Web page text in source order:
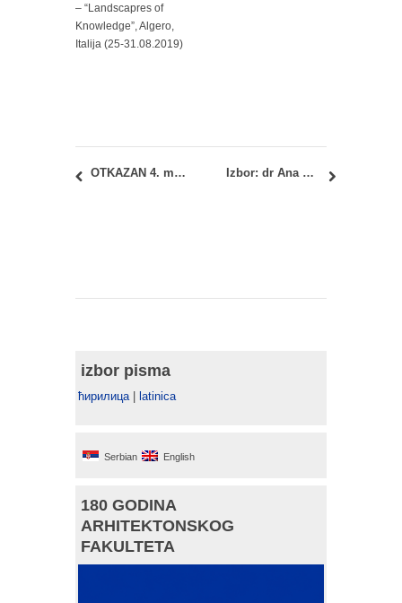
– “Landscapres of
Knowledge”, Algero,
Italija (25-31.08.2019)
OTKAZAN 4. međunarodni kongres ODRŽIVA ARHITEKTURA – ENERGETSKA EFIKASNOST Izbor: dr Ana Perić Momčilović, dipl.inž.arh.
izbor pisma
ћирилица latinica
Serbian English
180 GODINA
ARHITEKTONSKOG
FAKULTETA